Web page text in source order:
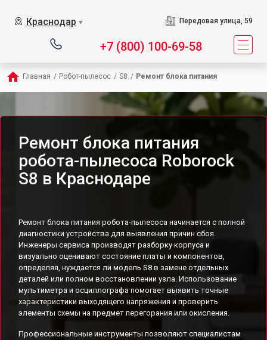
Краснодар ▼ Передовая улица, 59
+7 (800) 100-69-58
Главная / Робот-пылесос / S8 / Ремонт блока питания
Ремонт блока питания
робота-пылесоса Roborock
S8 в Краснодаре
Ремонт блока питания робота-пылесоса начинается с полной
диагностики устройства для выявления причин сбоя.
Инженеры сервиса производят разборку корпуса и
визуально оценивают состояние платы и компонентов,
определяя, нуждается ли модель S8 в замене отдельных
деталей или полном восстановлении узла. Использование
мультиметра и осциллографа помогает выявить точные
характеристики выходящего напряжения и проверить
элементы схемы на предмет перегорания или окисления.
Профессиональные инструменты позволяют специалистам